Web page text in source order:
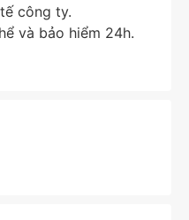
công ty.
và bảo hiểm 24h.